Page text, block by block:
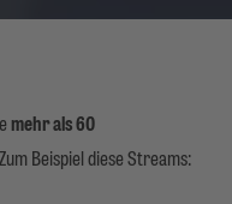
mehr als 60
Beispiel diese Streams: